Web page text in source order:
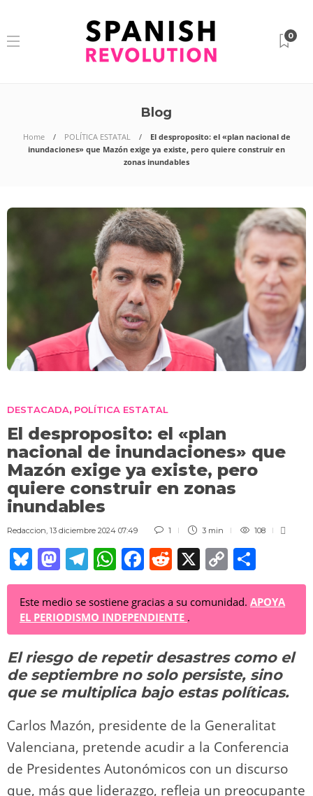
0
Blog
Home POLÍTICA ESTATAL
El desproposito: el «plan nacional de
inundaciones» que Mazón exige ya existe, pero quiere construir en
zonas inundables
DESTACADA, POLÍTICA ESTATAL
El desproposito: el «plan
nacional de inundaciones» que
Mazón exige ya existe, pero
quiere construir en zonas
inundables
Redaccion 13 diciembre 2024 07:49 1 3 min 108
Bl
u
e
sk
y
M
a
st
o
d
o
n
T
el
e
gr
a
m
W
h
at
s
A
p
p
F
a
c
e
b
o
o
k
R
e
d
di
t
X C
o
p
Li
n
k
o
m
ar
tir
Este medio se sostiene gracias a su comunidad. APOYA
EL PERIODISMO INDEPENDIENTE .
El riesgo de repetir desastres como el
de septiembre no solo persiste, sino
que se multiplica bajo estas políticas.
Carlos Mazón, presidente de la Generalitat
Valenciana, pretende acudir a la Conferencia
de Presidentes Autonómicos con un discurso
que, más que liderazgo, refleja un preocupante